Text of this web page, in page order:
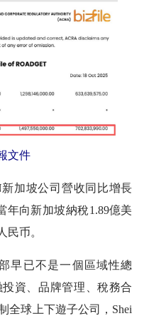
文件
加坡公司營收同比增長
年向新加坡納稅1.89億美
民币。
早已不是一個區域性總
資、品牌管理、稅務合
全球上下遊子公司，Shei